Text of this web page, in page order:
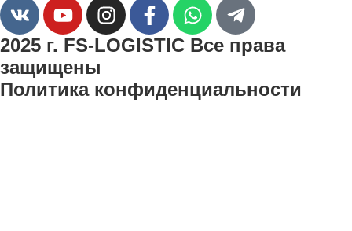
2025 г. FS-LOGISTIC Все права
защищены
Политика конфиденциальности